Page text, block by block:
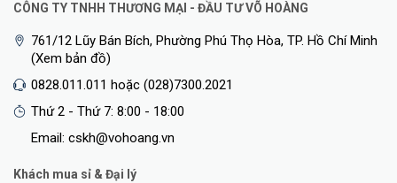
CÔNG TY TNHH THƯƠNG MẠI - ĐẦU TƯ VÕ HOÀNG
761/12 Lũy Bán Bích, Phường Phú Thọ Hòa, TP. Hồ Chí Minh
(Xem bản đồ)
0828.011.011 hoặc (028)7300.2021
Thứ 2 - Thứ 7: 8:00 - 18:00
Email: cskh@vohoang.vn
Khách mua sỉ & Đại lý